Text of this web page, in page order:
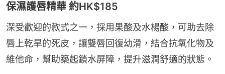
保濕護唇精華 約HK$185
深受歡迎的款式之一，採用果酸及水楊酸，可助去除
唇上乾旱的死皮，讓雙唇回復幼滑，結合抗氧化物及
維他命，幫助築起鎖水屏障，提升滋潤舒適的狀態。